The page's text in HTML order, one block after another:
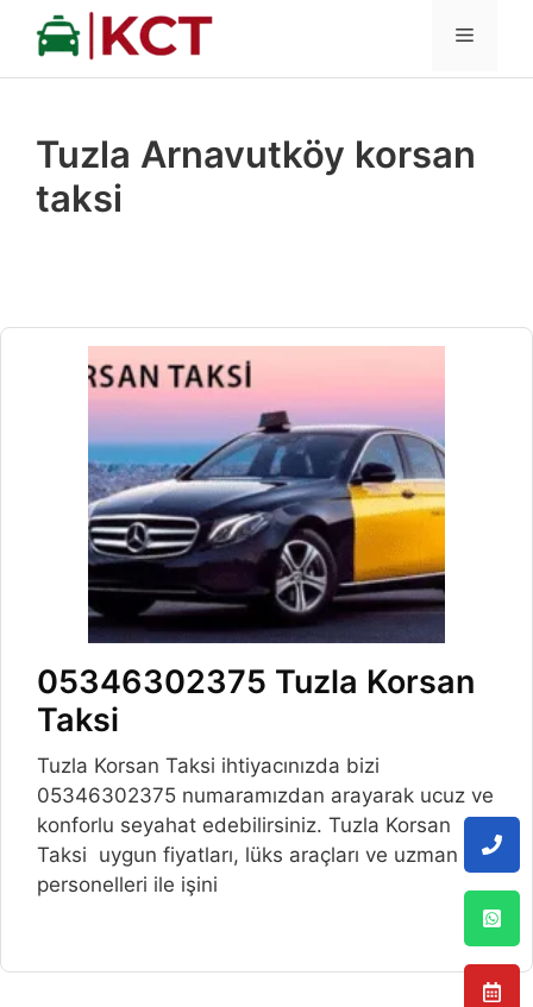
İçeriğe
MENÜ
Tuzla Arnavutköy korsan
taksi
05346302375 Tuzla Korsan
Taksi
Tuzla Korsan Taksi ihtiyacınızda bizi
05346302375 numaramızdan arayarak ucuz ve
konforlu seyahat edebilirsiniz. Tuzla Korsan
Taksi uygun fiyatları, lüks araçları ve uzman
personelleri ile işini